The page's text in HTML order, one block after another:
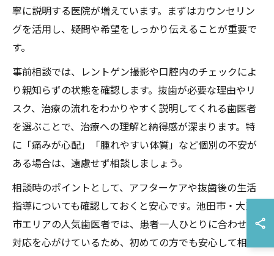
寧に説明する医院が増えています。まずはカウンセリン
グを活用し、疑問や希望をしっかり伝えることが重要で
す。
事前相談では、レントゲン撮影や口腔内のチェックによ
り親知らずの状態を確認します。抜歯が必要な理由やリ
スク、治療の流れをわかりやすく説明してくれる歯医者
を選ぶことで、治療への理解と納得感が深まります。特
に「痛みが心配」「腫れやすい体質」など個別の不安が
ある場合は、遠慮せず相談しましょう。
相談時のポイントとして、アフターケアや抜歯後の生活
指導についても確認しておくと安心です。池田市・大東
市エリアの人気歯医者では、患者一人ひとりに合わせた
対応を心がけているため、初めての方でも安心して相談